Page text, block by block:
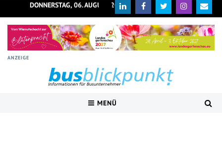
DONNERSTAG, 06. AUGUST 2026
ANZEIGE
MENÜ